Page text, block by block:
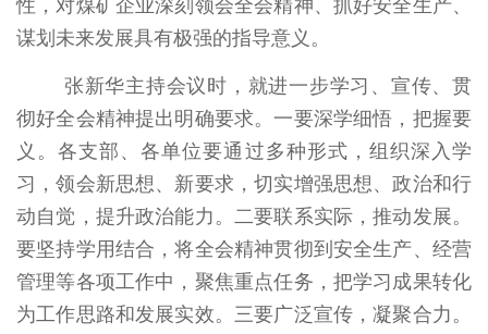
性，对煤矿企业深刻领会全会精神、抓好安全生产、
谋划未来发展具有极强的指导意义。
张新华主持会议时，就进一步学习、宣传、贯
彻好全会精神提出明确要求。一要深学细悟，把握要
义。各支部、各单位要通过多种形式，组织深入学
习，领会新思想、新要求，切实增强思想、政治和行
动自觉，提升政治能力。二要联系实际，推动发展。
要坚持学用结合，将全会精神贯彻到安全生产、经营
管理等各项工作中，聚焦重点任务，把学习成果转化
为工作思路和发展实效。三要广泛宣传，凝聚合力。